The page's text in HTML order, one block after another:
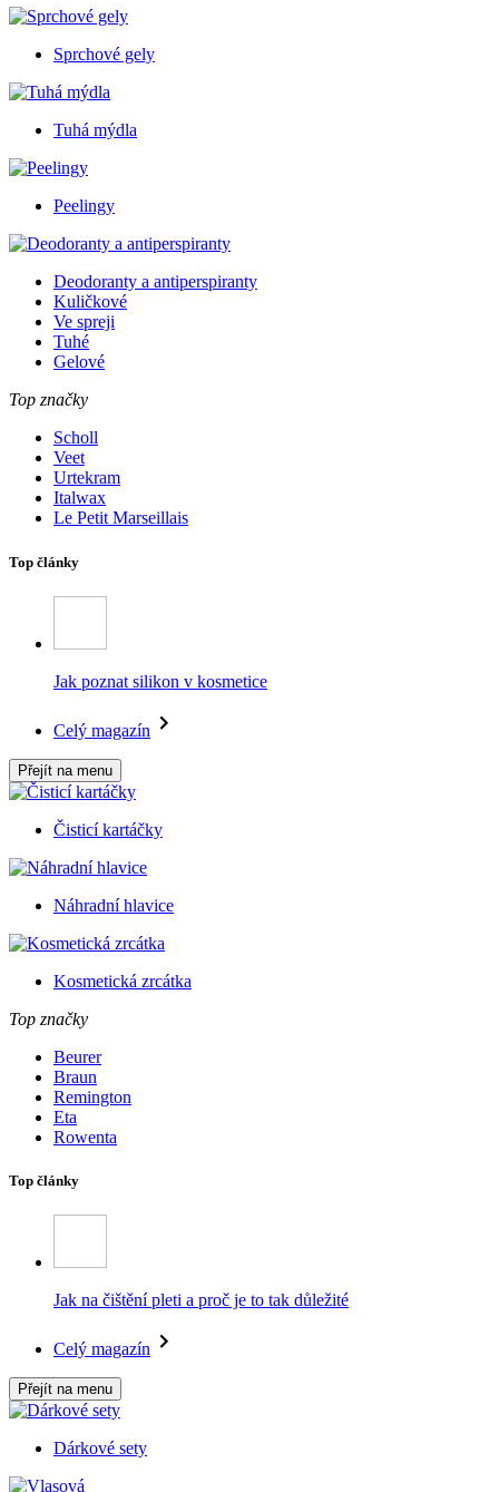
Sprchové gely
Tuhá mýdla
Peelingy
Deodoranty a antiperspiranty
Kuličkové
Ve spreji
Tuhé
Gelové
Top značky
Scholl
Veet
Urtekram
Italwax
Le Petit Marseillais
Top články
Jak poznat silikon v kosmetice
Celý magazín
Přejít na menu
Čisticí kartáčky
Náhradní hlavice
Kosmetická zrcátka
Top značky
Beurer
Braun
Remington
Eta
Rowenta
Top články
Jak na čištění pleti a proč je to tak důležité
Celý magazín
Přejít na menu
Dárkové sety